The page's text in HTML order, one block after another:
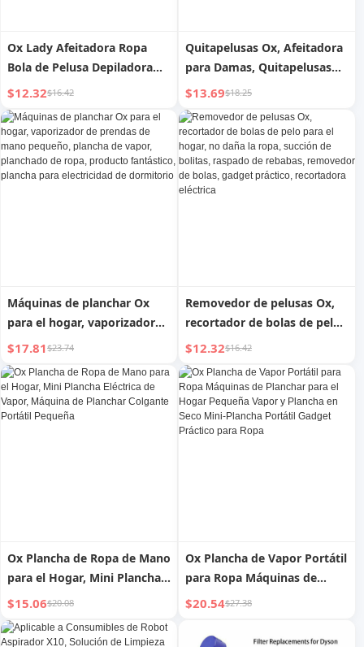
Ox Lady Afeitadora Ropa
Bola de Pelusa Depiladora
para Hogar No Daña la Ropa
$12.32$16.42
Quitapelusas Ox, Afeitadora
para Damas, Quitapelusas
para Ropa, Quitapelusas
Maravilloso, No Daña la
Ropa, Quitapelusas para el
Hogar
$13.69$18.25
Máquinas de planchar Ox
para el hogar, vaporizador
de prendas de mano
pequeño, plancha de vapor,
planchado de ropa, producto
fantástico, plancha para
electricidad de dormitorio
$17.81$23.74
Removedor de pelusas Ox,
recortador de bolas de pelo
para el hogar, no daña la
ropa, succión de bolitas,
raspado de rebabas,
removedor de bolas, gadget
práctico, recortadora
eléctrica
$12.32$16.42
Ox Plancha de Ropa de Mano
para el Hogar, Mini Plancha
Eléctrica de Vapor, Máquina
de Planchar Colgante
Portátil Pequeña
$15.06$20.08
Ox Plancha de Vapor Portátil
para Ropa Máquinas de
Planchar para el Hogar
Seco Mini-Plancha Portátil
$20.54$27.38